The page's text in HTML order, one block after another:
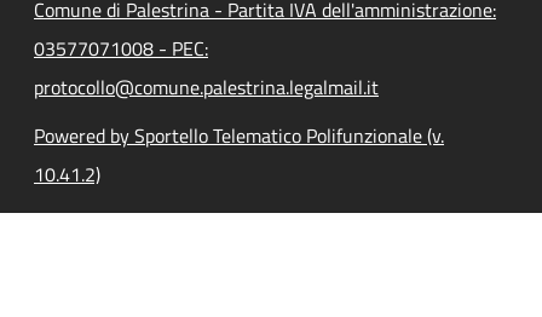
Comune di Palestrina - Partita IVA dell'amministrazione:
03577071008 - PEC:
protocollo@comune.palestrina.legalmail.it
Powered by Sportello Telematico Polifunzionale (v.
10.41.2)